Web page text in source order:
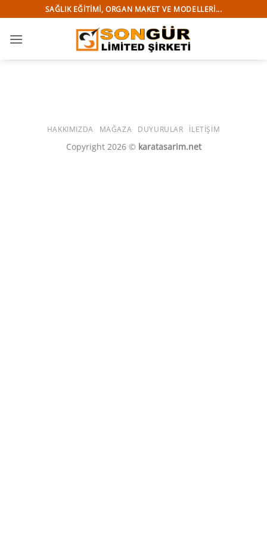
atla
SAĞLIK EĞITIMI, ORGAN MAKET VE MODELLERI...
HAKKIMIZDA MAĞAZA DUYURULAR İLETIŞIM
Copyright 2026 © karatasarim.net